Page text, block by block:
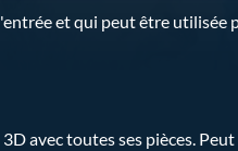
et qui peut être utilisée
avec toutes ses pièces.